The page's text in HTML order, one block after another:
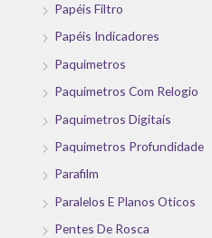
Papéis Filtro
Papéis Indicadores
Paquimetros
Paquimetros Com Relogio
Paquimetros Digitais
Paquimetros Profundidade
Parafilm
Paralelos E Planos Oticos
Pentes De Rosca